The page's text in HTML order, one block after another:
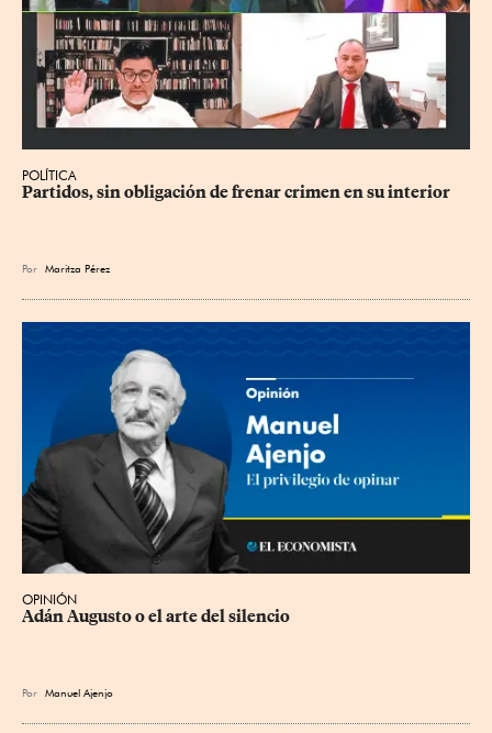
POLÍTICA
Partidos, sin obligación de frenar crimen en su interior
Por Maritza Pérez
OPINIÓN
Adán Augusto o el arte del silencio
Por Manuel Ajenjo